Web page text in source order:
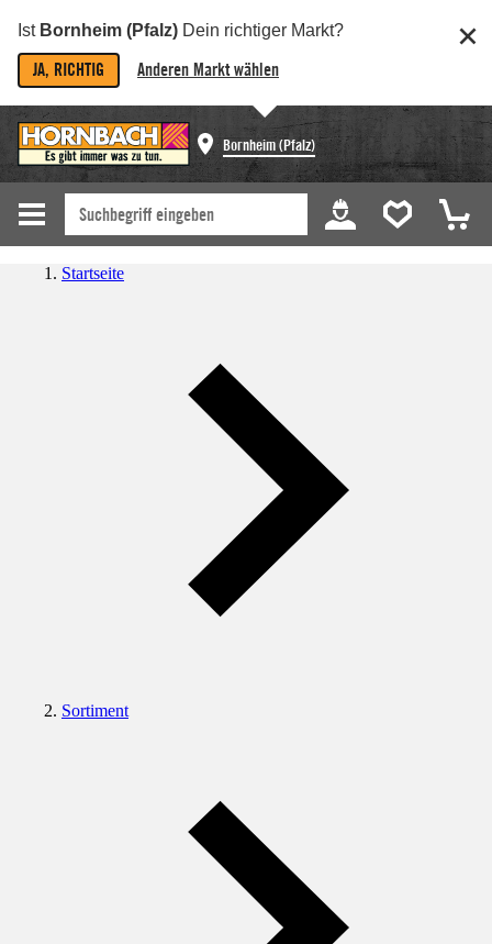
Ist Bornheim (Pfalz) Dein richtiger Markt?
JA, RICHTIG Anderen Markt wählen
Bornheim (Pfalz)
Startseite
Sortiment